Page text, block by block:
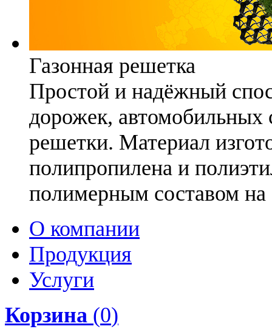
Газонная решетка
Простой и надёжный
дорожек, автомобильных
решетки. Материал
полипропилена и
полимерным составом на
О компании
Продукция
Услуги
Корзина (0)